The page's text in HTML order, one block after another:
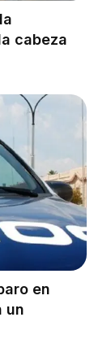
cabeza
en
un